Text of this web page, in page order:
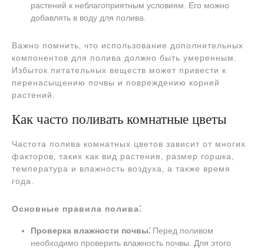
растений к неблагоприятным условиям. Его можно
добавлять в воду для полива.
Важно помнить‚ что использование дополнительных
компонентов для полива должно быть умеренным.
Избыток питательных веществ может привести к
перенасыщению почвы и повреждению корней
растений.
Как часто поливать комнатные цветы
Частота полива комнатных цветов зависит от многих
факторов‚ таких как вид растения‚ размер горшка‚
температура и влажность воздуха‚ а также время
года.
Основные правила полива⁚
Проверка влажности почвы⁚ Перед поливом
необходимо проверить влажность почвы. Для этого